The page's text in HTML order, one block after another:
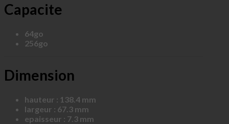
Capacite
64go
256go
Dimension
hauteur : 138.4 mm
largeur : 67.3 mm
epaisseur : 7.3 mm